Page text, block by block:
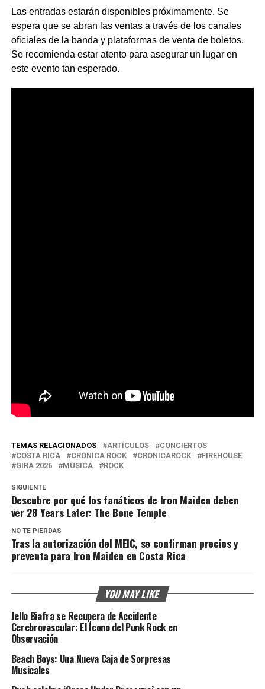
Las entradas estarán disponibles próximamente. Se
espera que se abran las ventas a través de los canales
oficiales de la banda y plataformas de venta de boletos.
Se recomienda estar atento para asegurar un lugar en
este evento tan esperado.
TEMAS RELACIONADOS ARTÍCULOS
CONCIERTOS
COSTA RICA
CRÓNICA ROCK CRONICAROCK
FIREHOUSE
GIRA 2026
MÚSICA ROCK
SIGUIENTE
Descubre por qué los fanáticos de Iron Maiden deben
ver 28 Years Later: The Bone Temple
NO TE PIERDAS
Tras la autorización del MEIC, se confirman precios y
preventa para Iron Maiden en Costa Rica
YOU MAY LIKE
Jello Biafra se Recupera de Accidente
Cerebrovascular: El Ícono del Punk Rock en
Observación
Beach Boys: Una Nueva Caja de Sorpresas
Musicales